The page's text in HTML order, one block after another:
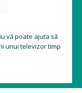
vă poate ajuta să
unui televizor timp